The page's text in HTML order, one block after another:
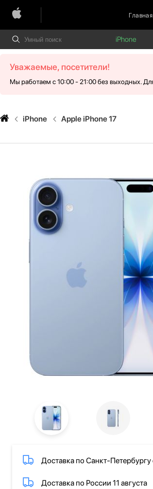
Главная
iPhone
Уважаемые, посетители!
Мы работаем с 10:00 - 21:00 без выходных.
iPhone Apple iPhone 17
Доставка по Санкт-Петербургу
Доставка по России 11 августа